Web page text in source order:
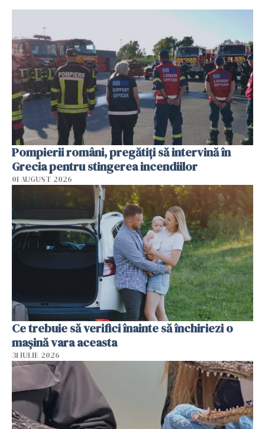
Pompierii români, pregătiţi să intervină în
Grecia pentru stingerea incendiilor
01 AUGUST 2026
Ce trebuie să verifici înainte să închiriezi o
mașină vara aceasta
31 IULIE 2026